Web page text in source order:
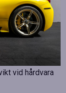
för e-
en
avgöra
vid hårdvara